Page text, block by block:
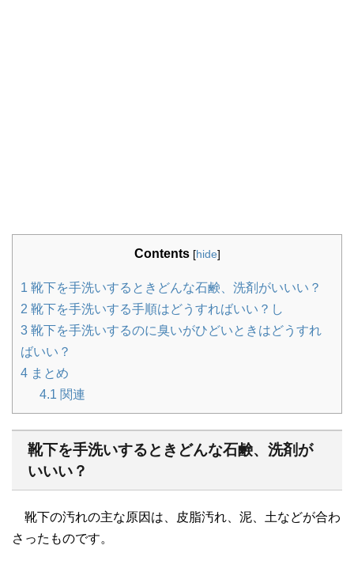
Contents [hide]
1 靴下を手洗いするときどんな石鹸、洗剤がいいい？
2 靴下を手洗いする手順はどうすればいい？し
3 靴下を手洗いするのに臭いがひどいときはどうすれ
ばいい？
4 まとめ
4.1 関連
靴下を手洗いするときどんな石鹸、洗剤が
いいい？
靴下の汚れの主な原因は、皮脂汚れ、泥、土などが合わ
さったものです。